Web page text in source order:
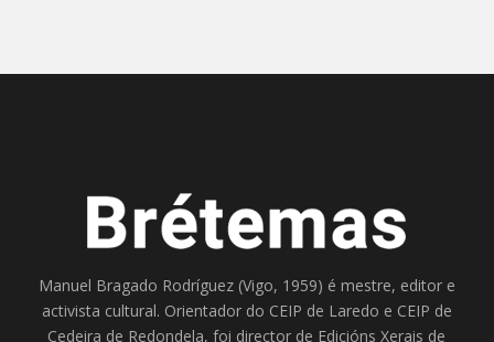
Manuel Bragado Rodríguez (Vigo, 1959) é mestre, editor e
activista cultural. Orientador do CEIP de Laredo e CEIP de
Cedeira de Redondela, foi director de Edicións Xerais de